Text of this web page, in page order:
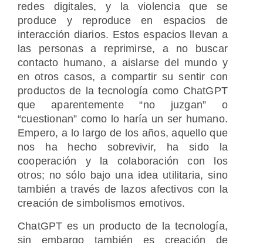
redes digitales, y la violencia que se
produce y reproduce en espacios de
interacción diarios. Estos espacios llevan a
las personas a reprimirse, a no buscar
contacto humano, a aislarse del mundo y
en otros casos, a compartir su sentir con
productos de la tecnología como ChatGPT
que aparentemente “no juzgan” o
“cuestionan” como lo haría un ser humano.
Empero, a lo largo de los años, aquello que
nos ha hecho sobrevivir, ha sido la
cooperación y la colaboración con los
otros; no sólo bajo una idea utilitaria, sino
también a través de lazos afectivos con la
creación de simbolismos emotivos.
ChatGPT es un producto de la tecnología,
sin embargo también es creación de